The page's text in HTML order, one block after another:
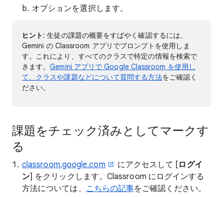
オプションを選択します。
ヒント: 生徒の課題の概要をすばやく確認するには、
Gemini の Classroom アプリでプロンプトを使用しま
す。これにより、すべてのクラスで特定の情報を検索で
きます。Gemini アプリで Google Classroom を使用し
て、クラスや課題などについて質問する方法をご確認く
ださい。
課題をチェック済みとしてマークす
る
classroom.google.com にアクセスして [ ログイ
ン] をクリックします。Classroom にログインする
方法については、
こちらの記事をご確認ください。